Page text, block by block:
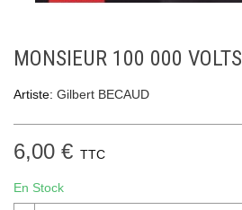
MONSIEUR 100 000 VOLTS
Artiste: Gilbert BECAUD
6,00 € TTC
En Stock